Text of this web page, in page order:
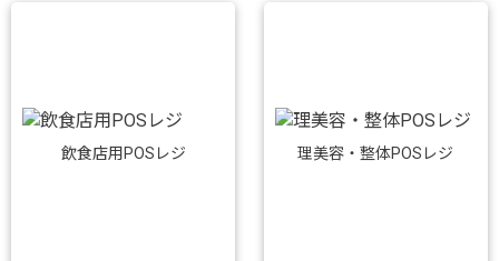
飲食店用POSレジ 理美容・整体POSレジ